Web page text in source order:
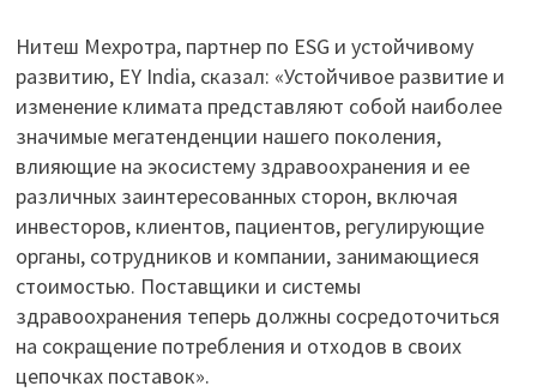
Нитеш Мехротра, партнер по ESG и устойчивому
развитию, EY India, сказал: «Устойчивое развитие и
изменение климата представляют собой наиболее
значимые мегатенденции нашего поколения,
влияющие на экосистему здравоохранения и ее
различных заинтересованных сторон, включая
инвесторов, клиентов, пациентов, регулирующие
органы, сотрудников и компании, занимающиеся
стоимостью. Поставщики и системы
здравоохранения теперь должны сосредоточиться
на сокращение потребления и отходов в своих
цепочках поставок».